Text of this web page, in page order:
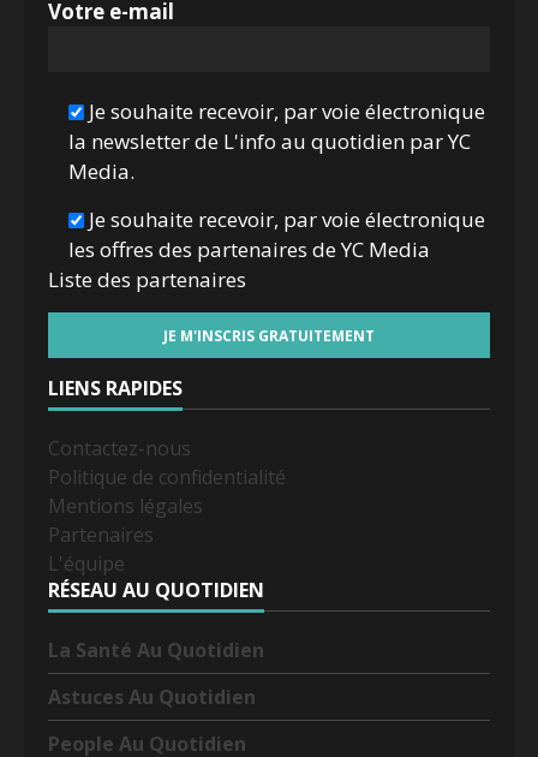
Votre e-mail
Je souhaite recevoir, par voie électronique
la newsletter de L'info au quotidien par YC
Media.
Je souhaite recevoir, par voie électronique
les offres des partenaires de YC Media
Liste des partenaires
LIENS RAPIDES
Contactez-nous
Politique de confidentialité
Mentions légales
Partenaires
L'équipe
RÉSEAU AU QUOTIDIEN
La Santé Au Quotidien
Astuces Au Quotidien
People Au Quotidien